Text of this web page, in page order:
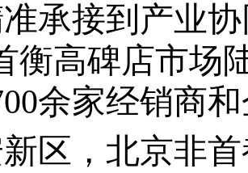
承接到产业
衡高碑店市场
余家经销商
区，北京非